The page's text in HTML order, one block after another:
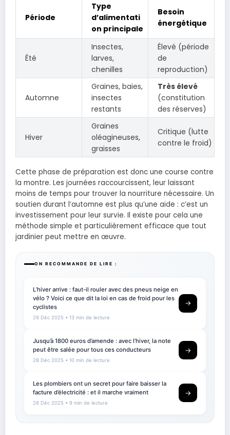
Période
Type
d’alimentati
on principale
Besoin
énergétique
Été
Insectes,
larves,
chenilles
Élevé (période
de
reproduction)
Automne
Graines, baies,
insectes
restants
Très élevé
(constitution
des réserves)
Hiver
Graines
oléagineuses,
graisses
Critique (lutte
contre le froid)
Cette phase de préparation est donc une course contre
la montre. Les journées raccourcissent, leur laissant
moins de temps pour trouver la nourriture nécessaire. Un
soutien durant l’automne est plus qu’une aide : c’est un
investissement pour leur survie. Il existe pour cela une
méthode simple et particulièrement efficace que tout
jardinier peut mettre en œuvre.
ON RECOMMANDE DE LIRE :
L’hiver arrive : faut-il rouler avec des pneus neige en
vélo ? Voici ce que dit la loi en cas de froid pour les
cyclistes
29 Déc 2025 • 13 min de lecture
→
Jusqu’à 1800 euros d’amende : avec l’hiver, la note
peut être salée pour tous ces conducteurs
28 Déc 2025 • 10 min de lecture
→
Les plombiers ont un secret pour faire baisser la
facture d’électricité : et il marche vraiment
28 Déc 2025 • 9 min de lecture
→